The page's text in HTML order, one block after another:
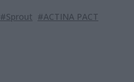
#Sprout #ACTINA PACT